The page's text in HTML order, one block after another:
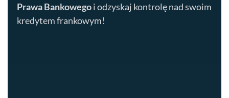
Prawa Bankowegoi odzyskaj kontrolę nad swoim
kredytem frankowym!